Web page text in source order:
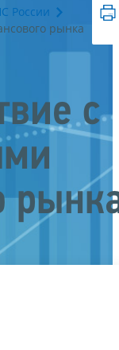
России
рынка
с